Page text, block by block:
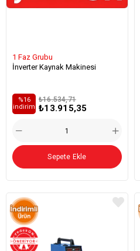
1 Faz Grubu
İnverter Kaynak Makinesi
₺13.915,35
₺16.534,71
%16
i̇ndirim
Sepete Ekle